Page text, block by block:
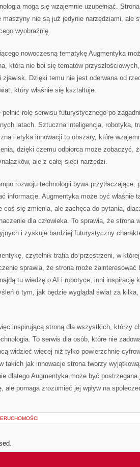
mogą się wzajemnie uzupełniać.
maszyny nie są już jedynie narzędziami, ale
wyobraźnię.
nowoczesną tematykę Augmentyka
która nie boi się tematów
zjawisk. Dzięki temu nie jest oderwana od
który właśnie się kształtuje.
rolę serwisu futurystycznego po
latach. Sztuczna inteligencja, robotyka,
i etyka innowacji to obszary, które
dzięki czemu odbiorca może zobaczyć,
ale z całej sieci narzędzi.
rozwoju technologii bywa przytłaczające,
informacje. Augmentyka może być właśnie
coś się zmienia, ale zachęca do pytania,
dla człowieka. To sprawia, że strona
i zyskuje bardziej futurystyczny
czytelnik trafia do przestrzeni, w
sprawia, że strona może zainteresować
tu wiedzę o AI i robotyce, inni inspirację
o tym, jak będzie wyglądał świat za
inspirującą stroną dla wszystkich, którzy
To serwis dla osób, które nie
widzieć więcej niż tylko powierzchnię
takich jak innowacje strona tworzy
dlatego Augmentyka może być
ale pomaga zrozumieć jej wpływ na